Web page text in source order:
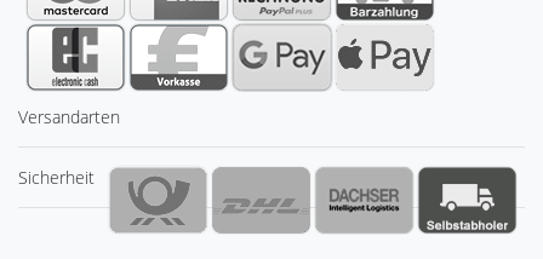
Versandarten
Sicherheit